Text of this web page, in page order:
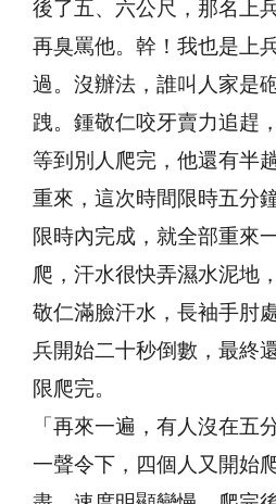
後了五、六公尺，那名上
再臭罵他。幹！我也是上
過。沒辦法，誰叫人家是
跩。鍾敬仁咬牙賣力追趕
等到別人爬完，他還有半
重來，這次時間限時五分
限時內完成，就全部重來
爬，汗水很快弄濕水泥地
敬仁滿臉汗水，長袖手肘
兵開始二十秒倒數，最終
限爬完。
「再來一遍，有人沒在五
一聲令下，四個人又開始